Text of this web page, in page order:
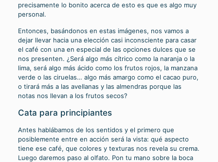
precisamente lo bonito acerca de esto es que es algo muy
personal.
Entonces, basándonos en estas imágenes, nos vamos a
dejar llevar hacia una elección casi inconsciente para casar
el café con una en especial de las opciones dulces que se
nos presenten. ¿Será algo más cítrico como la naranja o la
lima, será algo más ácido como los frutos rojos, la manzana
verde o las ciruelas… algo más amargo como el cacao puro,
o tirará más a las avellanas y las almendras porque las
notas nos llevan a los frutos secos?
Cata para principiantes
Antes hablábamos de los sentidos y el primero que
posiblemente entre en acción será la vista: qué aspecto
tiene ese café, que colores y texturas nos revela su crema.
Luego daremos paso al olfato. Pon tu mano sobre la boca